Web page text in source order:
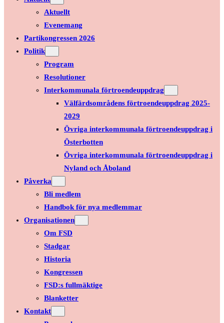
Aktuellt
Evenemang
Partikongressen 2026
Politik
Program
Resolutioner
Interkommunala förtroendeuppdrag
Välfärdsområdens förtroendeuppdrag 2025-
2029
Övriga interkommunala förtroendeuppdrag i
Österbotten
Övriga interkommunala förtroendeuppdrag i
Nyland och Åboland
Påverka
Bli medlem
Handbok för nya medlemmar
Organisationen
Om FSD
Stadgar
Historia
Kongressen
FSD:s fullmäktige
Blanketter
Kontakt